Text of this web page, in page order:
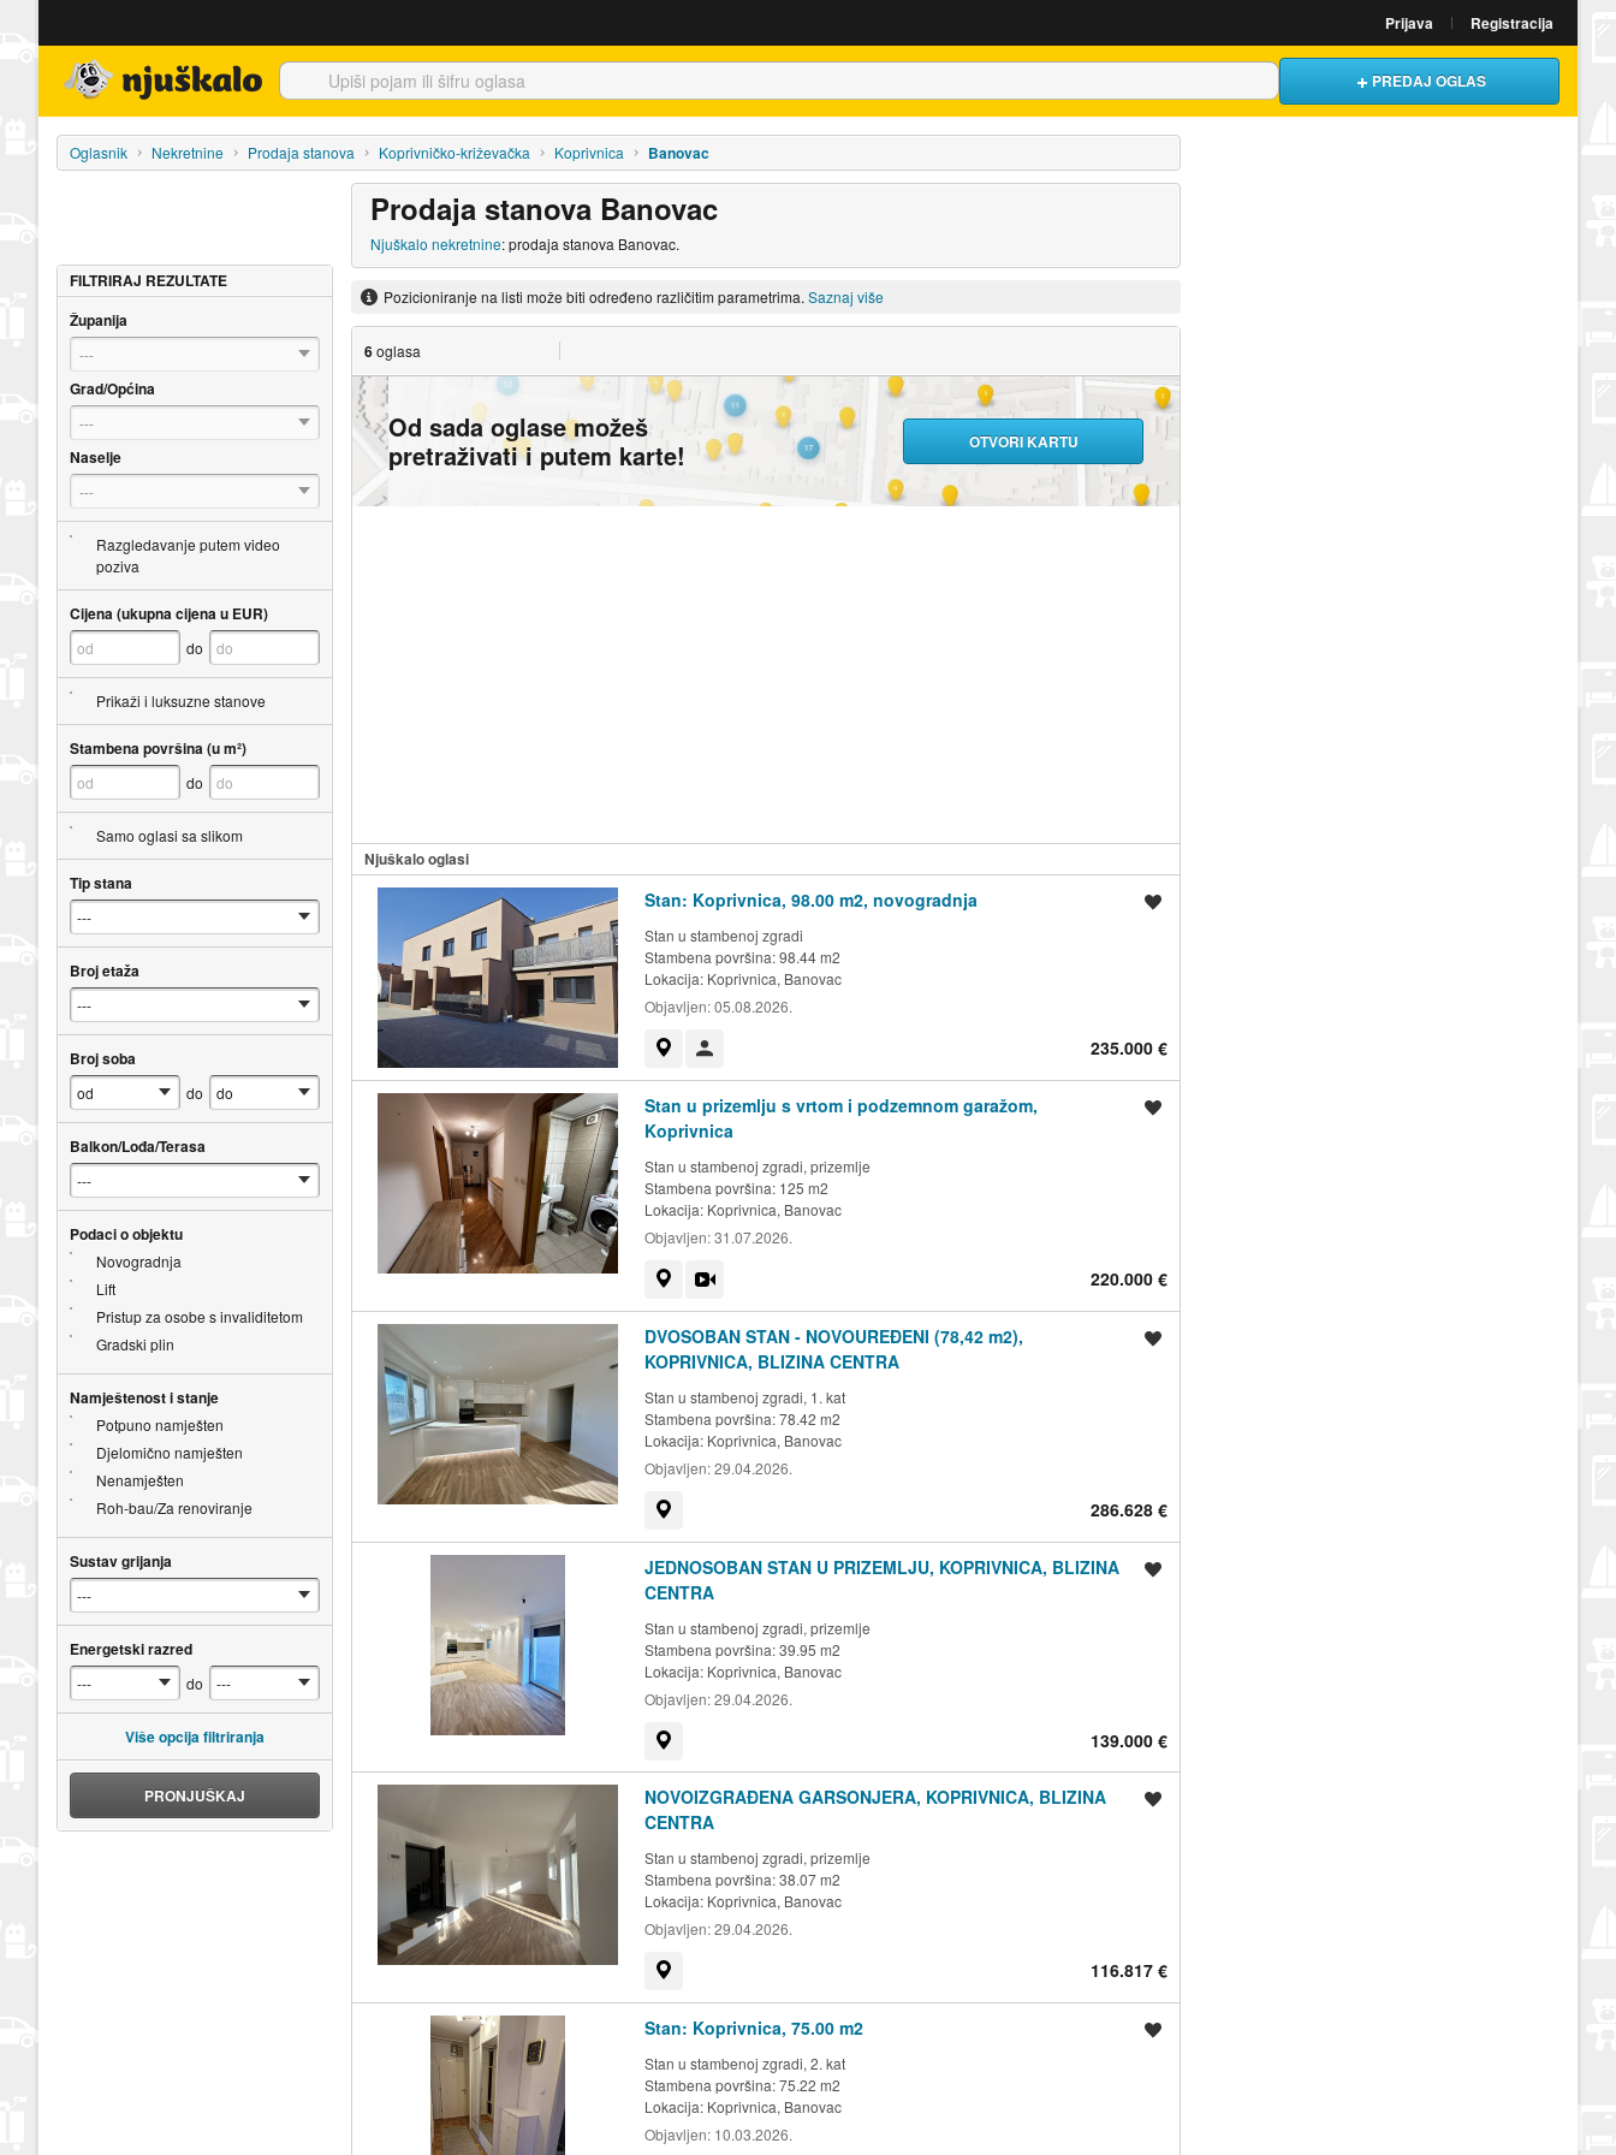
Prijava Registracija
PREDAJ OGLAS
Oglasnik Nekretnine Prodaja stanova Koprivničko-križevačka Koprivnica Banovac
Prodaja stanova Banovac
Njuškalo nekretnine: prodaja stanova Banovac.
Pozicioniranje na listi može biti određeno različitim parametrima. Saznaj više
6oglasa
Od sada oglase možeš
pretraživati i putem karte!
OTVORI KARTU
Njuškalo oglasi
Stan: Koprivnica, 98.00 m2, novogradnja
Stan u stambenoj zgradi
Stambena površina: 98.44 m2
Lokacija: Koprivnica, Banovac
Objavljen:05.08.2026.
235.000 €
Stan u prizemlju s vrtom i podzemnom garažom,
Koprivnica
Stan u stambenoj zgradi, prizemlje
Stambena površina: 125 m2
Lokacija: Koprivnica, Banovac
Objavljen:31.07.2026.
220.000 €
DVOSOBAN STAN - NOVOUREĐENI (78,42 m2),
KOPRIVNICA, BLIZINA CENTRA
Stan u stambenoj zgradi, 1. kat
Stambena površina: 78.42 m2
Lokacija: Koprivnica, Banovac
Objavljen:29.04.2026.
286.628 €
JEDNOSOBAN STAN U PRIZEMLJU, KOPRIVNICA, BLIZINA
CENTRA
Stan u stambenoj zgradi, prizemlje
Stambena površina: 39.95 m2
Lokacija: Koprivnica, Banovac
Objavljen:29.04.2026.
139.000 €
NOVOIZGRAĐENA GARSONJERA, KOPRIVNICA, BLIZINA
CENTRA
Stan u stambenoj zgradi, prizemlje
Stambena površina: 38.07 m2
Lokacija: Koprivnica, Banovac
Objavljen:29.04.2026.
116.817 €
Stan: Koprivnica, 75.00 m2
Stan u stambenoj zgradi, 2. kat
Stambena površina: 75.22 m2
Lokacija: Koprivnica, Banovac
Objavljen: 10.03.2026.
FILTRIRAJ REZULTATE
Županija
---
Grad/Općina
---
Naselje
---
Razgledavanje putem video
poziva
Cijena (ukupna cijena u EUR)
do
Prikaži i luksuzne stanove
Stambena površina (u m²)
do
Samo oglasi sa slikom
Tip stana
Broj etaža
Broj soba
do
Balkon/Lođa/Terasa
Podaci o objektu
Novogradnja
Lift
Pristup za osobe s invaliditetom
Gradski plin
Namještenost i stanje
Potpuno namješten
Djelomično namješten
Nenamješten
Roh-bau/Za renoviranje
Sustav grijanja
Energetski razred
do
Više opcija filtriranja
PRONJUŠKAJ